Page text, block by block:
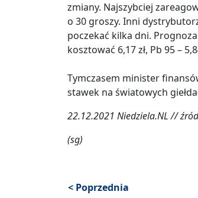
zmiany. Najszybciej
o 30 groszy. Inni
poczekać kilka dni.
kosztować 6,17 zł, Pb 95 –
Tymczasem minister
stawek na światowych
22.12.2021 Niedziela.NL //
(sg)
< Poprzednia